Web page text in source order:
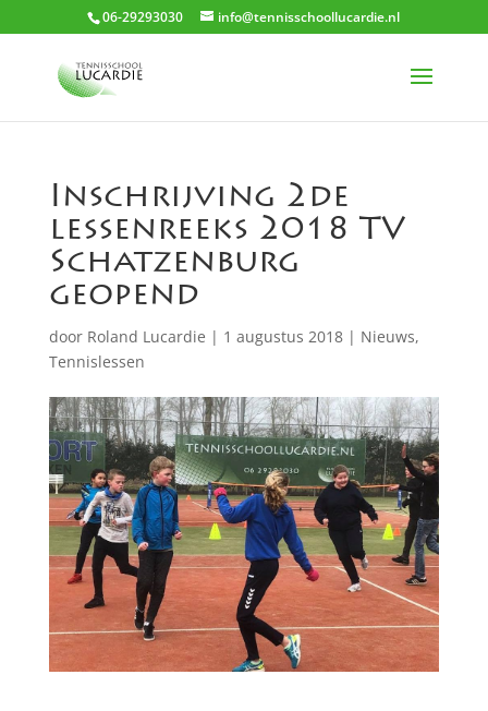
06-29293030 info@tennisschoollucardie.nl
Inschrijving 2de
lessenreeks 2018 TV
Schatzenburg
geopend
door Roland Lucardie | 1 augustus 2018| Nieuws,
Tennislessen